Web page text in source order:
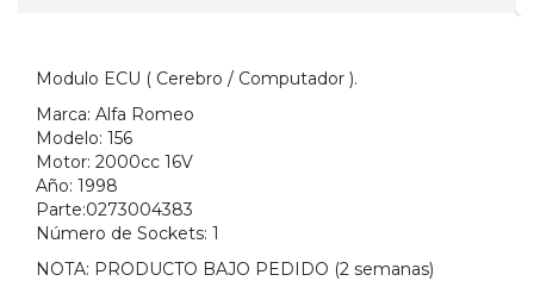
Modulo ECU ( Cerebro / Computador ).
Marca: Alfa Romeo
Modelo: 156
Motor: 2000cc 16V
Año: 1998
Parte:0273004383
Número de Sockets: 1
NOTA: PRODUCTO BAJO PEDIDO (2 semanas)